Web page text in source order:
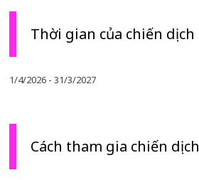
Thời gian của chiến dịch
1/4/2026 - 31/3/2027
Cách tham gia chiến dịch